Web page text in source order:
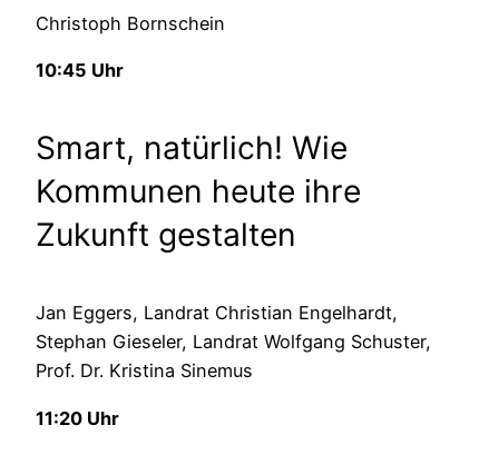
Christoph Bornschein
10:45 Uhr
Smart, natürlich! Wie
Kommunen heute ihre
Zukunft gestalten
Jan Eggers, Landrat Christian Engelhardt,
Stephan Gieseler, Landrat Wolfgang Schuster,
Prof. Dr. Kristina Sinemus
11:20 Uhr